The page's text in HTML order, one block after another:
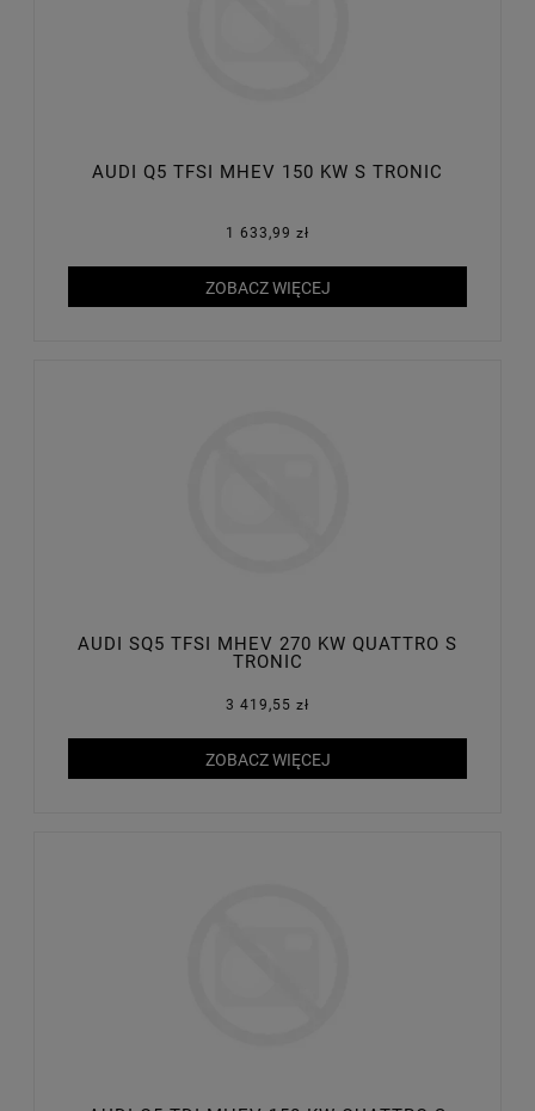
AUDI Q5 TFSI MHEV 150 KW S TRONIC
1 633,99 zł
ZOBACZ WIĘCEJ
AUDI SQ5 TFSI MHEV 270 KW QUATTRO S
TRONIC
3 419,55 zł
ZOBACZ WIĘCEJ